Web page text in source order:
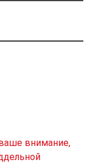
внимание,